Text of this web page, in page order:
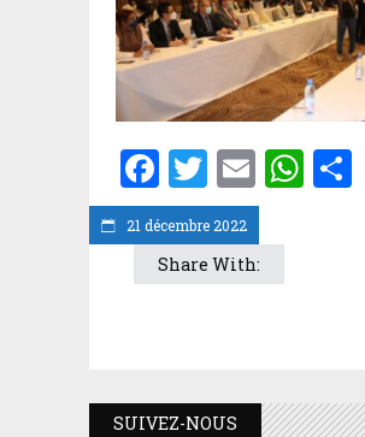
21 décembre 2022
Facebook
Twitter
Email
Share With:
SUIVEZ-NOUS